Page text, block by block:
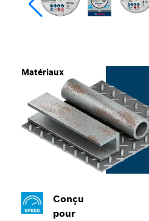
Conçu
pour
Matériaux